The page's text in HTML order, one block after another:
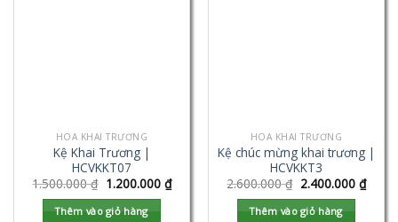
HOA KHAI TRƯƠNG
Kệ Khai Trương |
HCVKKT07
1.500.000₫ 1.200.000 ₫
Thêm vào giỏ hàng
HOA KHAI TRƯƠNG
Kệ chúc mừng khai trương |
HCVKKT3
2.600.000₫ 2.400.000 ₫
Thêm vào giỏ hàng